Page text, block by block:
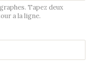
Tapez deux
a la ligne.